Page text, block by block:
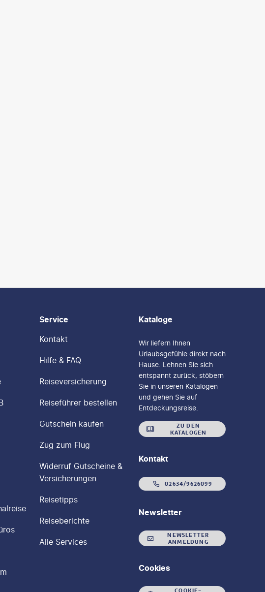
Service
Kontakt
Hilfe & FAQ
Reiseversicherung
Reiseführer bestellen
Gutschein kaufen
Zug zum Flug
Widerruf Gutscheine &
Versicherungen
Reisetipps
Reiseberichte
Alle Services
Kataloge
Wir liefern Ihnen
Urlaubsgefühle direkt nach
Hause. Lehnen Sie sich
entspannt zurück, stöbern
Sie in unseren Katalogen
und gehen Sie auf
Entdeckungsreise.
ZU DEN
KATALOGEN
Kontakt
02634/9626099
Newsletter
NEWSLETTER
ANMELDUNG
Cookies